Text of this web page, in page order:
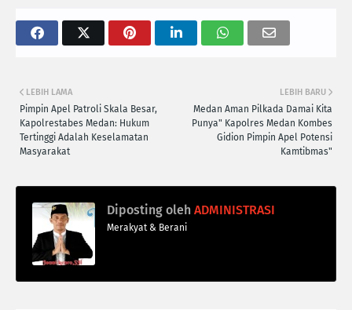
LEBIH BARU
Medan Aman Pilkada Damai Kita
Punya" Kapolres Medan Kombes
Gidion Pimpin Apel Potensi
Kamtibmas"
LEBIH LAMA
Pimpin Apel Patroli Skala Besar,
Kapolrestabes Medan: Hukum
Tertinggi Adalah Keselamatan
Masyarakat
Diposting oleh ADMINISTRASI
Merakyat & Berani